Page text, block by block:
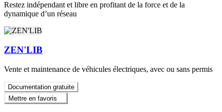
Restez indépendant et libre en profitant de la force et de la
dynamique d’un réseau
ZEN'LIB
Vente et maintenance de véhicules électriques, avec ou sans permis
Documentation gratuite
Mettre en favoris